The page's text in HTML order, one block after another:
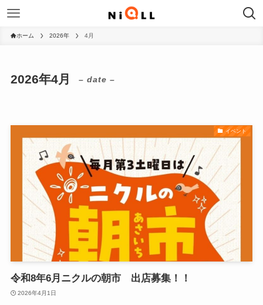
ホーム 2026年 4月
2026年4月 – date –
イベント
令和8年6月ニクルの朝市 出店募集！！
2026年4月1日